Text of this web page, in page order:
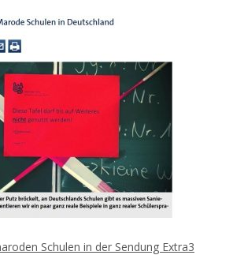
Schulen in der Sendung Extra3